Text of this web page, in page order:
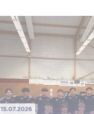
15.07.2026